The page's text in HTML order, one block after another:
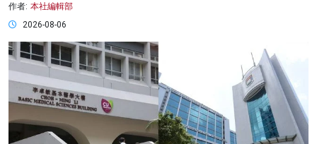
作者: 本社編輯部
2026-08-06